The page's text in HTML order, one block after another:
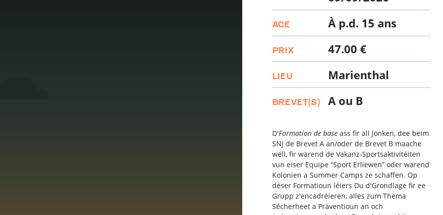
AGE À p.d. 15 ans
PRIX 47.00 €
LIEU Marienthal
BREVET(S) A ou B
D'Formation de base ass fir all Jonken, dee beim
SNJ de Brevet A an/oder de Brevet B maache
wëll, fir wärend de Vakanz-Sportsaktivitéiten
vun eiser Equipe “Sport Erliewen” oder wärend
Kolonien a Summer Camps ze schaffen. Op
dëser Formatioun léiers Du d'Grondlage fir ee
Grupp z'encadréieren, alles zum Thema
Sécherheet a Präventioun an och